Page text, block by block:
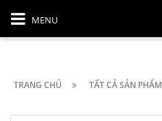
MENU
TRANG CHỦ TẤT CẢ SẢN PHẨM